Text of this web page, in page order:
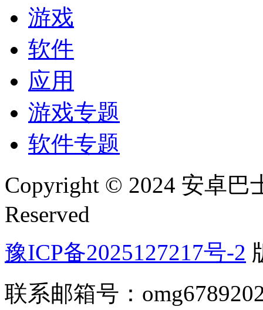
游戏
软件
应用
游戏专题
软件专题
Copyright © 2024 安卓巴
Reserved
豫ICP备2025127217号-2
联系邮箱号：